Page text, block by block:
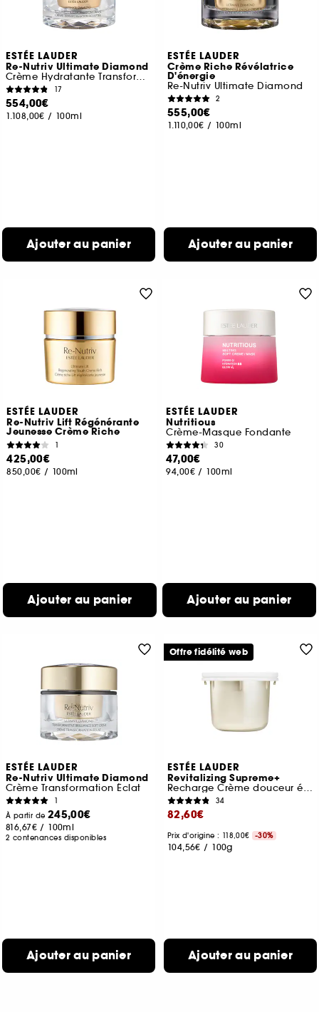
ESTÉE LAUDER
Re-Nutriv Ultimate Diamond
Crème Hydratante Transformation Sculptée
17
554,00€
1.108,00€ / 100ml
Ajouter au panier
ESTÉE LAUDER
Crème Riche Révélatrice
D'énergie
Re-Nutriv Ultimate Diamond
2
555,00€
1.110,00€ / 100ml
Ajouter au panier
ESTÉE LAUDER
Re-Nutriv Lift Régénérante
Jeunesse Crème Riche
1
425,00€
850,00€ / 100ml
Ajouter au panier
ESTÉE LAUDER
Nutritious
Crème-Masque Fondante
30
47,00€
94,00€ / 100ml
Ajouter au panier
ESTÉE LAUDER
Re-Nutriv Ultimate Diamond
Crème Transformation Éclat
1
À partir de 245,00€
816,67€ / 100ml
2 contenances disponibles
Ajouter au panier
ESTÉE LAUDER
Revitalizing Supreme+
Recharge Crème douceur éclat
34
82,60€
Prix d'origine : 118,00€ -30%
104,56€ / 100g
Ajouter au panier
Offre fidélité web